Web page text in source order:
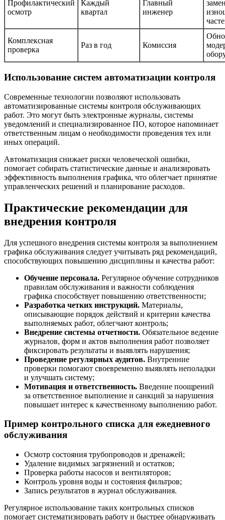
Профилактический
осмотр
Каждый
квартал
Главный
инженер
Комплексная
проверка
Раз в год Комиссия
Использование систем автоматизации контроля
Современные технологии позволяют использовать
автоматизированные системы контроля обслуживающих
работ. Это могут быть электронные журналы, системы
уведомлений и специализированное ПО, которое напоминает
ответственным лицам о необходимости проведения тех или
иных операций.
Автоматизация снижает риски человеческой ошибки,
помогает собирать статистические данные и анализировать
эффективность выполнения графика, что облегчает принятие
управленческих решений и планирование расходов.
Практические рекомендации для
внедрения контроля
Для успешного внедрения системы контроля за выполнением
графика обслуживания следует учитывать ряд рекомендаций,
способствующих повышению дисциплины и качества работ:
Обучение персонала. Регулярное обучение сотрудников
правилам обслуживания и важности соблюдения
графика способствует повышению ответственности;
Разработка четких инструкций. Материалы,
описывающие порядок действий и критерии качества
выполняемых работ, облегчают контроль;
Внедрение системы отчетности. Обязательное ведение
журналов, форм и актов выполнения работ позволяет
фиксировать результаты и выявлять нарушения;
Проведение регулярных аудитов. Внутренние
проверки помогают своевременно выявлять неполадки
и улучшать систему;
Мотивация и ответственность. Введение поощрений
за ответственное выполнение и санкций за нарушения
повышает интерес к качественному выполнению работ.
Пример контрольного списка для ежедневного
обслуживания
Осмотр состояния трубопроводов и дренажей;
Удаление видимых загрязнений и остатков;
Проверка работы насосов и вентиляторов;
Контроль уровня воды и состояния фильтров;
Запись результатов в журнал обслуживания.
Регулярное использование таких контрольных списков
помогает систематизировать работу и быстрее обнаруживать